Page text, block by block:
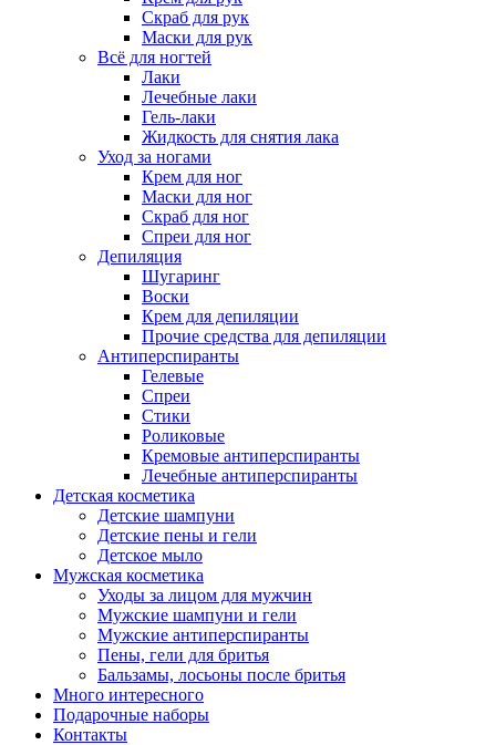
Скраб для рук
Маски для рук
Всё для ногтей
Лаки
Лечебные лаки
Гель-лаки
Жидкость для снятия лака
Уход за ногами
Крем для ног
Маски для ног
Скраб для ног
Спреи для ног
Депиляция
Шугаринг
Воски
Крем для депиляции
Прочие средства для депиляции
Антиперспиранты
Гелевые
Спреи
Стики
Роликовые
Кремовые антиперспиранты
Лечебные антиперспиранты
Детская косметика
Детские шампуни
Детские пены и гели
Детское мыло
Мужская косметика
Уходы за лицом для мужчин
Мужские шампуни и гели
Мужские антиперспиранты
Пены, гели для бритья
Бальзамы, лосьоны после бритья
Много интересного
Подарочные наборы
Контакты